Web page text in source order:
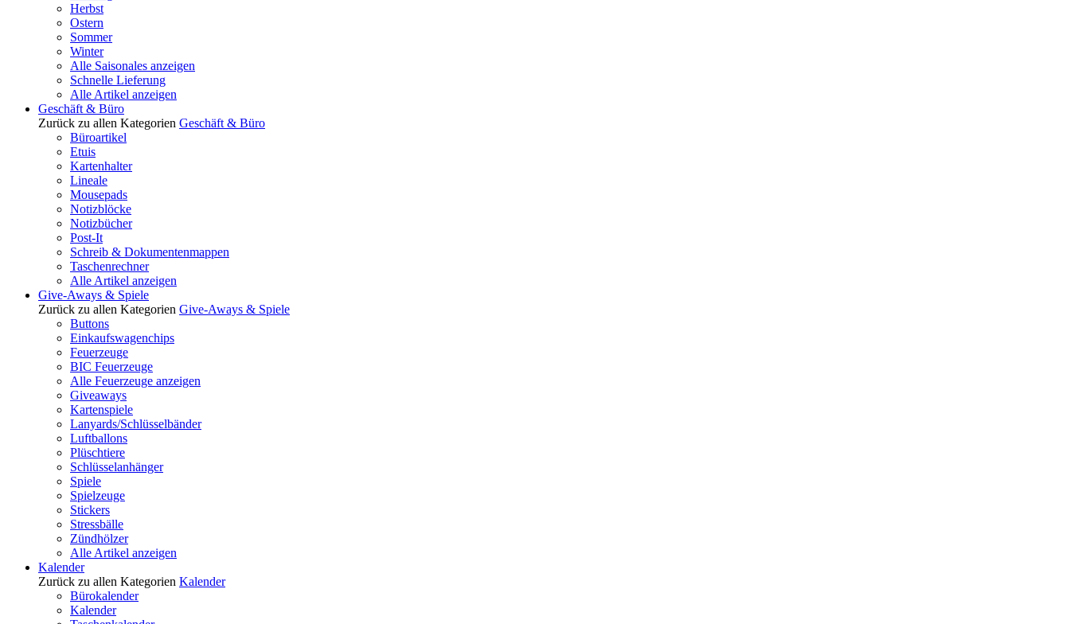
Herbst
Ostern
Sommer
Winter
Alle Saisonales anzeigen
Schnelle Lieferung
Alle Artikel anzeigen
Geschäft & Büro
Zurück zu allen Kategorien Geschäft & Büro
Büroartikel
Etuis
Kartenhalter
Lineale
Mousepads
Notizblöcke
Notizbücher
Post-It
Schreib & Dokumentenmappen
Taschenrechner
Alle Artikel anzeigen
Give-Aways & Spiele
Zurück zu allen Kategorien Give-Aways & Spiele
Buttons
Einkaufswagenchips
Feuerzeuge
BIC Feuerzeuge
Alle Feuerzeuge anzeigen
Giveaways
Kartenspiele
Lanyards/Schlüsselbänder
Luftballons
Plüschtiere
Schlüsselanhänger
Spiele
Spielzeuge
Stickers
Stressbälle
Zündhölzer
Alle Artikel anzeigen
Kalender
Zurück zu allen Kategorien Kalender
Bürokalender
Kalender